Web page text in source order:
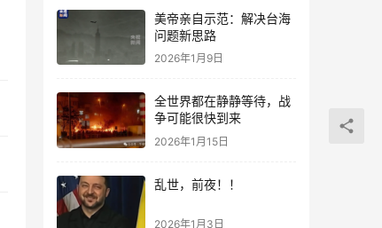
美帝亲自示范：解决台海
问题新思路
2026年1月9日
全世界都在静静等待，战
争可能很快到来
2026年1月15日
乱世，前夜！！
2026年1月3日